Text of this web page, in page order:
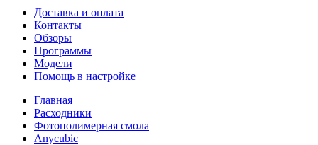
Доставка и оплата
Контакты
Обзоры
Программы
Модели
Помощь в настройке
Главная
Расходники
Фотополимерная смола
Anycubic